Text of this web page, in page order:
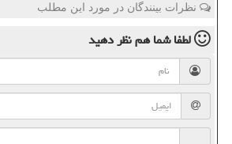
نظرات بینندگان در مورد این مطلب
لطفا شما همنظر دهید